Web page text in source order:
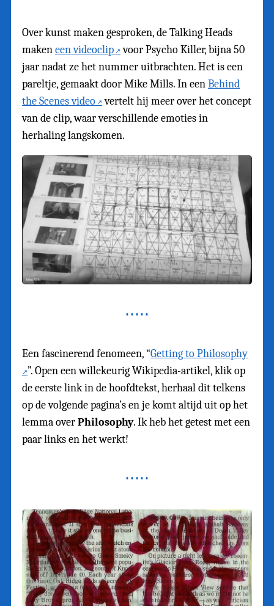
Over kunst maken gesproken, de Talking Heads
makeneen videoclip
voor Psycho Killer, bijna 50
jaar nadat ze het nummer uitbrachten. Het is een
pareltje, gemaakt door Mike Mills. In eenBehind
the Scenes video
vertelt hij meer over het concept
van de clip, waar verschillende emoties in
herhaling langskomen.
Een fascinerend fenomeen, “Getting to Philosophy
”. Open een willekeurig Wikipedia-artikel, klik op
de eerste link in de hoofdtekst, herhaal dit telkens
op de volgende pagina’s en je komt altijd uit op het
lemma overPhilosophy. Ik heb het getest met een
paar links en het werkt!